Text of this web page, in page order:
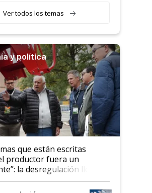
Ver todos los temas
y política
que están escritas
productor fuera un
la desregulación llegó
Aapresid y hasta se
financiamiento al IPCVA